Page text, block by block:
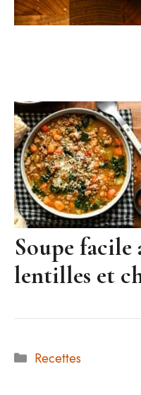
Soupe facile
lentilles et
Catégories
Recettes